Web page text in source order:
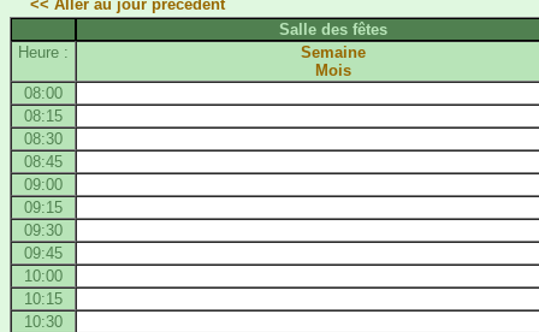
<< Aller au jour précédent
Salle des fêtes
Heure :
Semaine
Mois
08:00
08:15
08:30
08:45
09:00
09:15
09:30
09:45
10:00
10:15
10:30